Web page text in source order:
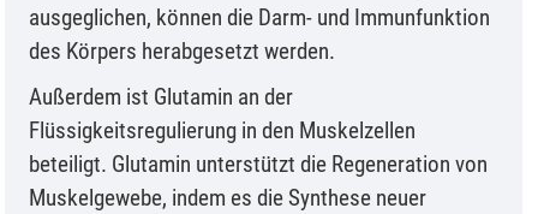
ausgeglichen, können die Darm- und Immunfunktion
des Körpers herabgesetzt werden.
Außerdem ist Glutamin an der
Flüssigkeitsregulierung in den Muskelzellen
beteiligt. Glutamin unterstützt die Regeneration von
Muskelgewebe, indem es die Synthese neuer